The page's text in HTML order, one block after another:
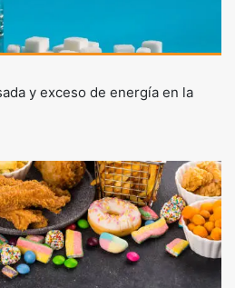
y exceso de energía en la